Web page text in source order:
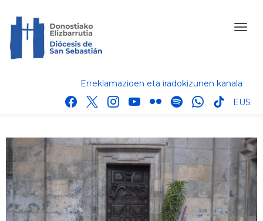
Erreklamazioen eta iradokizunen kanala
facebook
x instagram
youtube
flickr spotifywhatsapp
tik
EUS